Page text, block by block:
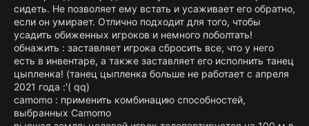
сидеть. Не позволяет ему встать и усаживает его обратно,
если он умирает. Отлично подходит для того, чтобы
усадить обиженных игроков и немного поболтать!
обнажить : заставляет игрока сбросить все, что у него
есть в инвентаре, а также заставляет его исполнить танец
цыпленка! (танец цыпленка больше не работает с апреля
2021 года :'( qq)
camomo : применить комбинацию способностей,
выбранных Camomo